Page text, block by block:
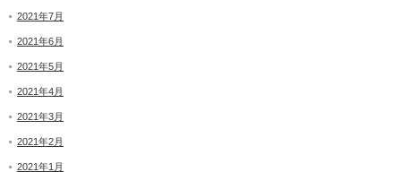
2021年7月
2021年6月
2021年5月
2021年4月
2021年3月
2021年2月
2021年1月